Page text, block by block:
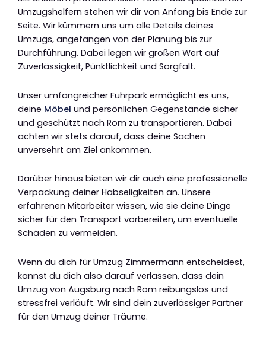
Umzugshelfern stehen wir dir von Anfang bis Ende zur
Seite. Wir kümmern uns um alle Details deines
Umzugs, angefangen von der Planung bis zur
Durchführung. Dabei legen wir großen Wert auf
Zuverlässigkeit, Pünktlichkeit und Sorgfalt.
Unser umfangreicher Fuhrpark ermöglicht es uns,
deine Möbel und persönlichen Gegenstände sicher
und geschützt nach Rom zu transportieren. Dabei
achten wir stets darauf, dass deine Sachen
unversehrt am Ziel ankommen.
Darüber hinaus bieten wir dir auch eine professionelle
Verpackung deiner Habseligkeiten an. Unsere
erfahrenen Mitarbeiter wissen, wie sie deine Dinge
sicher für den Transport vorbereiten, um eventuelle
Schäden zu vermeiden.
Wenn du dich für Umzug Zimmermann entscheidest,
kannst du dich also darauf verlassen, dass dein
Umzug von Augsburg nach Rom reibungslos und
stressfrei verläuft. Wir sind dein zuverlässiger Partner
für den Umzug deiner Träume.